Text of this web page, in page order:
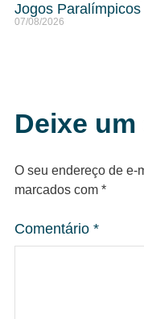
Jogos Paralímpicos
07/08/2026
Deixe
O seu endereço de e-
marcados com *
Comentário *